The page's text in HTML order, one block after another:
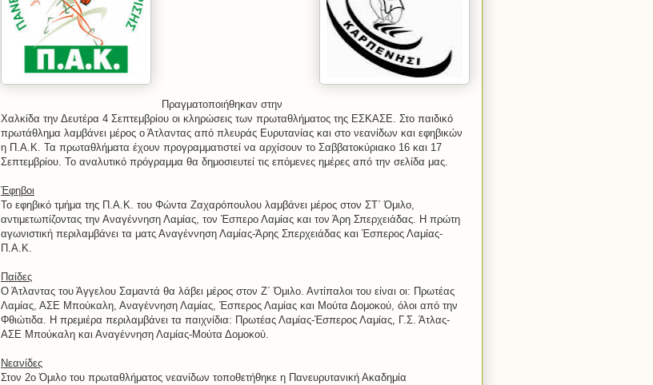
Πραγματοποιήθηκαν στην
Χαλκίδα την Δευτέρα 4 Σεπτεμβρίου οι κληρώσεις των πρωταθλήματος της ΕΣΚΑΣΕ. Στο παιδικό
πρωτάθλημα λαμβάνει μέρος ο Άτλαντας από πλευράς Ευρυτανίας και στο νεανίδων και εφηβικών
η Π.Α.Κ. Τα πρωταθλήματα έχουν προγραμματιστεί να αρχίσουν το Σαββατοκύριακο 16 και 17
Σεπτεμβρίου. Το αναλυτικό πρόγραμμα θα δημοσιευτεί τις επόμενες ημέρες από την σελίδα μας.
Έφηβοι
Το εφηβικό τμήμα της Π.Α.Κ. του Φώντα Ζαχαρόπουλου λαμβάνει μέρος στον ΣΤ΄ Όμιλο,
αντιμετωπίζοντας την Αναγέννηση Λαμίας, τον Έσπερο Λαμίας και τον Άρη Σπερχειάδας. Η πρώτη
αγωνιστική περιλαμβάνει τα ματς Αναγέννηση Λαμίας-Άρης Σπερχειάδας και Έσπερος Λαμίας-
Π.Α.Κ.
Παίδες
Ο Άτλαντας του Άγγελου Σαμαντά θα λάβει μέρος στον Ζ΄ Όμιλο. Αντίπαλοι του είναι οι: Πρωτέας
Λαμίας, ΑΣΕ Μπούκαλη, Αναγέννηση Λαμίας, Έσπερος Λαμίας και Μούτα Δομοκού, όλοι από την
Φθιώτιδα. Η πρεμιέρα περιλαμβάνει τα παιχνίδια: Πρωτέας Λαμίας-Έσπερος Λαμίας, Γ.Σ. Άτλας-
ΑΣΕ Μπούκαλη και Αναγέννηση Λαμίας-Μούτα Δομοκού.
Νεανίδες
Στον 2ο Όμιλο του πρωταθλήματος νεανίδων τοποθετήθηκε η Πανευρυτανική Ακαδημία